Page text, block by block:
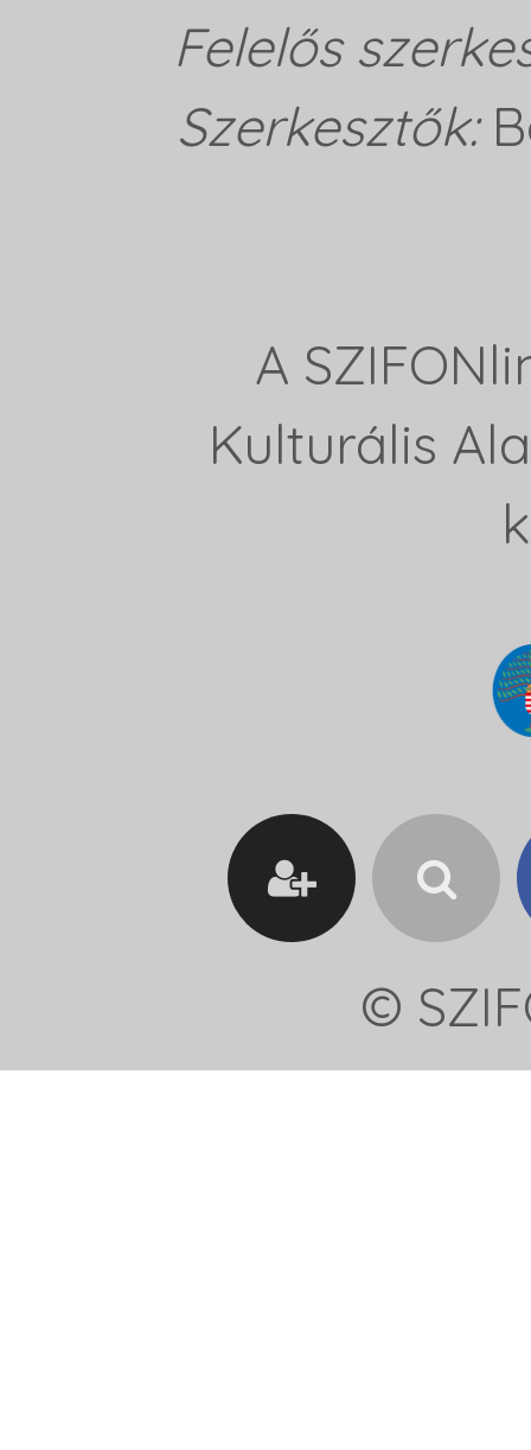
Felelős
Szerkesztők:
A
Kulturális
©